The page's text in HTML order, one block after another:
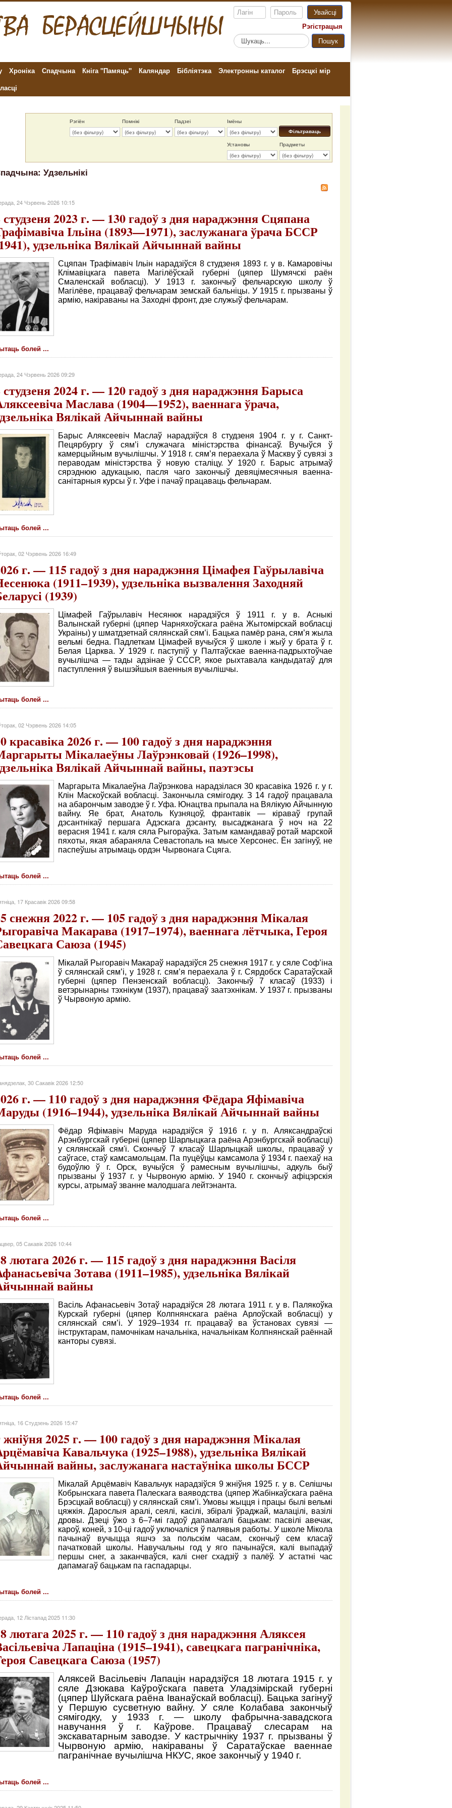
Увайсці
Рэгістрацыя
Пошук...
Пошук
Хроніка Спадчына Кніга "Памяць" Каляндар Бібліятэка Электронны каталог
Брэсцкі мір
Фільтраваць
Імёны
Падзеі
Помнікі
Рэгіён
Прадметы
Установы
Удзельнікі
24 Чэрвень 2026 10:15
студзеня 2023 г. — 130 гадоў з дня нараджэння Сцяпана
Ільіна (1893—1971), заслужанага ўрача БССР
удзельніка Вялікай Айчыннай вайны
Сцяпан Трафімавіч Ільін нарадзіўся 8 студзеня 1893 г. у в. Камаровічы
Клімавіцкага павета Магілёўскай губерні (цяпер Шумячскі раён
Смаленскай вобласці). У 1913 г. закончыў фельчарскую школу ў
Магілёве, працаваў фельчарам земскай бальніцы. У 1915 г. прызваны ў
армію, накіраваны на Заходні фронт, дзе служыў фельчарам.
болей ...
24 Чэрвень 2026 09:29
студзеня 2024 г. — 120 гадоў з дня нараджэння Барыса
Маслава (1904—1952), ваеннага ўрача,
Вялікай Айчыннай вайны
Барыс Аляксеевіч Маслаў нарадзіўся 8 студзеня 1904 г. у г. Санкт-
Пецярбургу ў сям’і служачага міністэрства фінансаў. Вучыўся ў
камерцыйным вучылішчы. У 1918 г. сям’я пераехала ў Маскву ў сувязі з
пераводам міністэрства ў новую сталіцу. У 1920 г. Барыс атрымаў
сярэднюю адукацыю, пасля чаго закончыў девяцімесячныя ваенна-
санітарныя курсы ў г. Уфе і пачаў працаваць фельчарам.
болей ...
02 Чэрвень 2026 16:49
г. — 115 гадоў з дня нараджэння Цімафея Гаўрылавіча
(1911–1939), удзельніка вызвалення Заходняй
(1939)
Цімафей Гаўрылавіч Несянюк нарадзіўся ў 1911 г. у в. Асныкі
Валынскай губерні (цяпер Чарняхоўскага раёна Жытомірскай вобласці
Украіны) у шматдзетнай сялянскай сям’і. Бацька памёр рана, сям’я жыла
вельмі бедна. Падлеткам Цімафей вучыўся ў школе і жыў у брата ў г.
Белая Царква. У 1929 г. паступіў у Палтаўскае ваенна-падрыхтоўчае
вучылішча — тады адзінае ў СССР, якое рыхтавала кандыдатаў для
паступлення ў вышэйшыя ваенныя вучылішчы.
болей ...
02 Чэрвень 2026 14:05
красавіка 2026 г. — 100 гадоў з дня нараджэння
Мікалаеўны Лаўрэнковай (1926–1998),
Вялікай Айчыннай вайны, паэтэсы
Маргарыта Мікалаеўна Лаўрэнкова нарадзілася 30 красавіка 1926 г. у г.
Клін Маскоўскай вобласці. Закончыла сямігодку. З 14 гадоў працавала
на абарончым заводзе ў г. Уфа. Юнацтва прыпала на Вялікую Айчынную
вайну. Яе брат, Анатоль Кузняцоў, франтавік — кіраваў групай
дэсантнікаў першага Адэскага дэсанту, высаджанага ў ноч на 22
верасня 1941 г. каля сяла Рыгораўка. Затым камандаваў ротай марской
пяхоты, якая абараняла Севастопаль на мысе Херсонес. Ён загінуў, не
паспеўшы атрымаць ордэн Чырвонага Сцяга.
болей ...
17 Красавік 2026 09:58
снежня 2022 г. — 105 гадоў з дня нараджэння Мікалая
Макарава (1917–1974), ваеннага лётчыка, Героя
Саюза (1945)
Мікалай Рыгоравіч Макараў нарадзіўся 25 снежня 1917 г. у сяле Соф’іна
ў сялянскай сям’і, у 1928 г. сям’я пераехала ў г. Сярдобск Саратаўскай
губерні (цяпер Пензенскай вобласці). Закончыў 7 класаў (1933) і
ветэрынарны тэхнікум (1937), працаваў заатэхнікам. У 1937 г. прызваны
ў Чырвоную армію.
болей ...
30 Сакавік 2026 12:50
г. — 110 гадоў з дня нараджэння Фёдара Яфімавіча
(1916–1944), удзельніка Вялікай Айчыннай вайны
Фёдар Яфімавіч Маруда нарадзіўся ў 1916 г. у п. Аляксандраўcкі
Арэнбургскай губерні (цяпер Шарлыцкага раёна Арэнбургскай вобласці)
у сялянскай сям'і. Скончыў 7 класаў Шарлыцкай школы, працаваў у
саўгасе, стаў камсамольцам. Па пуцёўцы камсамола ў 1934 г. паехаў на
будоўлю ў г. Орск, вучыўся ў рамесным вучылішчы, адкуль быў
прызваны ў 1937 г. у Чырвоную армію. У 1940 г. скончыў афіцэрскія
курсы, атрымаў званне малодшага лейтэнанта.
болей ...
05 Сакавік 2026 10:44
лютага 2026 г. — 115 гадоў з дня нараджэння Васіля
Зотава (1911–1985), удзельніка Вялікай
вайны
Васіль Афанасьевіч Зотаў нарадзіўся 28 лютага 1911 г. у в. Палякоўка
Курскай губерні (цяпер Колпнянскага раёна Арлоўскай вобласці) у
сялянскай сям’і. У 1929–1934 гг. працаваў ва ўстановах сувязі —
інструктарам, памочнікам начальніка, начальнікам Колпнянскай раённай
канторы сувязі.
болей ...
16 Студзень 2026 15:47
жніўня 2025 г. — 100 гадоў з дня нараджэння Мікалая
Кавальчука (1925–1988), удзельніка Вялікай
вайны, заслужанага настаўніка школы БССР
Мікалай Арцёмавіч Кавальчук нарадзіўся 9 жніўня 1925 г. у в. Селішчы
Кобрынскага павета Палескага ваяводства (цяпер Жабінкаўскага раёна
Брэсцкай вобласці) у сялянскай сям’і. Умовы жыцця і працы былі вельмі
цяжкія. Дарослыя аралі, сеялі, касілі, збіралі ўраджай, малацілі, вазілі
дровы. Дзеці ўжо з 6–7-мі гадоў дапамагалі бацькам: пасвілі авечак,
кароў, коней, з 10-ці гадоў уключаліся ў палявыя работы. У школе Мікола
пачынаў вучыцца яшчэ за польскім часам, скончыў сем класаў
пачатковай школы. Навучальны год у яго пачынаўся, калі выпадаў
першы снег, а заканчваўся, калі снег схадзіў з палёў. У астатні час
дапамагаў бацькам па гаспадарцы.
болей ...
12 Лістапад 2025 11:30
лютага 2025 г. — 110 гадоў з дня нараджэння Аляксея
Лапаціна (1915–1941), савецкага пагранічніка,
Савецкага Саюза (1957)
Аляксей Васільевіч Лапацін нарадзіўся 18 лютага 1915 г. у
сяле Дзюкава Каўроўскага павета Уладзімірскай губерні
(цяпер Шуйскага раёна Іванаўскай вобласці). Бацька загінуў
у Першую сусветную вайну. У сяле Колабава закончыў
сямігодку, у 1933 г. — школу фабрычна-завадскога
навучання ў г. Каўрове. Працаваў слесарам на
экскаватарным заводзе. У кастрычніку 1937 г. прызваны ў
Чырвоную армію, накіраваны ў Саратаўскае ваеннае
пагранічнае вучылішча НКУС, якое закончыў у 1940 г.
болей ...